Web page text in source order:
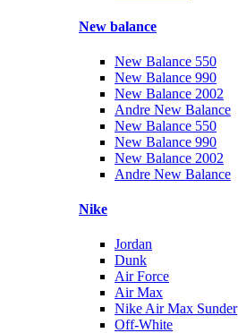
New balance
New Balance 550
New Balance 990
New Balance 2002
Andre New Balance
New Balance 550
New Balance 990
New Balance 2002
Andre New Balance
Nike
Jordan
Dunk
Air Force
Air Max
Nike Air Max Sunder
Off-White